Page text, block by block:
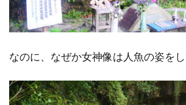
なのに、なぜか女神像は人魚の姿をし